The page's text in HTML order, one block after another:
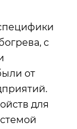
с
от
для